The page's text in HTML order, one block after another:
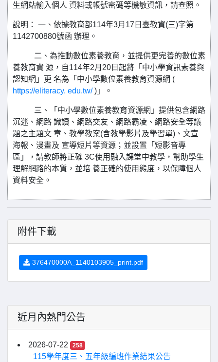
生網站輸入個人 資料或帳號密碼等機敏資訊，請查照。
說明： 一、依據教育部114年3月17日臺教資(三)字第
1142700880號函 辦理。
二、為推動數位素養教育，並提供更完善的數位素
養教育資 源，自114年2月20日起將「中小學資訊素養與
認知網」更 名為「中小學數位素養教育資源網 (
https://eliteracy. edu.tw/)」。
三、「中小學數位素養教育資源網」提供包含網路
沉迷、網路 識讀、網路交友、網路霸凌、網路安全等議
題之主題文 章、教學教案(含教學影片及學習單)、文宣
海報、漫畫及 宣導短片等資源；並設置「短影音專
區」，請教師將正確 3C使用融入課堂中教學，幫助學生
理解網路的本質，並培 養正確的使用態度，以保障個人
資料安全。
附件下載
376470000A_1140103905_print.pdf
近月內熱門公告
2026-07-22 258
115學年度三、五年級編班作業結果公告